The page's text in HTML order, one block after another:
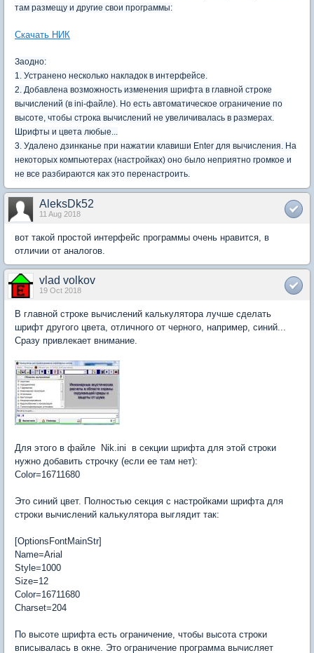
там размещу и другие свои программы:
Скачать НИК
Заодно:
1. Устранено несколько накладок в интерфейсе.
2. Добавлена возможность изменения шрифта в главной строке
вычислений (в ini-файле). Но есть автоматическое ограничение по
высоте, чтобы строка вычислений не увеличивалась в размерах.
Шрифты и цвета любые...
3. Удалено дзинканье при нажатии клавиши Enter для вычисления. На
некоторых компьютерах (настройках) оно было неприятно громкое и
не все разбираются как это перенастроить.
AleksDk52
11 Aug 2018
вот такой простой интерфейс программы очень нравится, в
отличии от аналогов.
vlad volkov
19 Oct 2018
В главной строке вычислений калькулятора лучше сделать
шрифт другого цвета, отличного от черного, например, синий...
Сразу привлекает внимание.
Для этого в файле Nik.ini в секции шрифта для этой строки
нужно добавить строчку (если ее там нет):
Color=16711680
Это синий цвет. Полностью секция с настройками шрифта для
строки вычислений калькулятора выглядит так:
[OptionsFontMainStr]
Name=Arial
Style=1000
Size=12
Color=16711680
Charset=204
По высоте шрифта есть ограничение, чтобы высота строки
вписывалась в окне. Это ограничение программа вычисляет